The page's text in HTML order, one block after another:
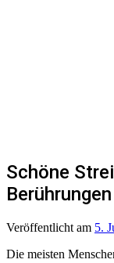
Schöne
Veröffentlicht am 5.
Die meisten